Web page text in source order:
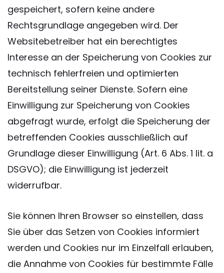
gespeichert, sofern keine andere
Rechtsgrundlage angegeben wird. Der
Websitebetreiber hat ein berechtigtes
Interesse an der Speicherung von Cookies zur
technisch fehlerfreien und optimierten
Bereitstellung seiner Dienste. Sofern eine
Einwilligung zur Speicherung von Cookies
abgefragt wurde, erfolgt die Speicherung der
betreffenden Cookies ausschließlich auf
Grundlage dieser Einwilligung (Art. 6 Abs. 1 lit. a
DSGVO); die Einwilligung ist jederzeit
widerrufbar.
Sie können Ihren Browser so einstellen, dass
Sie über das Setzen von Cookies informiert
werden und Cookies nur im Einzelfall erlauben,
die Annahme von Cookies für bestimmte Fälle